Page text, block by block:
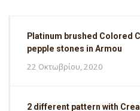
Platinum brushed Colored
pepple stones in Armou
22 Οκτωβρίου, 2020
2 different pattern with